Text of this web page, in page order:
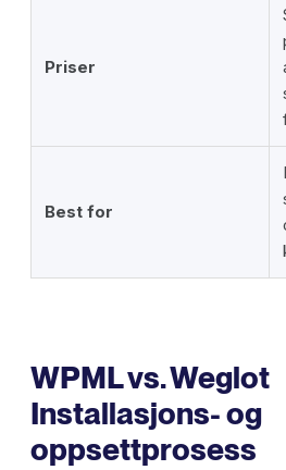
Priser
Best for
WPML vs. Weglot
Installasjons- og
oppsettprosess